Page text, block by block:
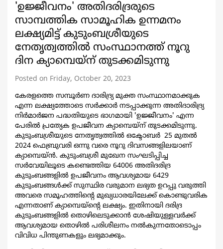
'ഉജ്ജീവനം' അതിദരിദ്രരുടെ
സാമ്പത്തിക സാമൂഹിക ഉന്നമനം
ലക്ഷ്യമിട്ട് കുടുംബശ്രീയുടെ
നേതൃത്വത്തില്‍ സംസ്ഥാനത്ത് നൂറു
ദിന ക്യാമ്പെയ്ന് തുടക്കമിടുന്നു
Posted on Friday, October 20, 2023
കേരളത്തെ സമ്പൂര്‍ണ ദാരിദ്ര്യ മുക്ത സംസ്ഥാനമാക്കുക
എന്ന ലക്ഷ്യത്തോടെ സര്‍ക്കാര്‍ നടപ്പാക്കുന്ന അതിദാരിദ്ര്യ
നിര്‍മാര്‍ജന പദ്ധതിയുടെ ഭാഗമായി 'ഉജ്ജീവനം' എന്ന
പേരില്‍ പ്രത്യേക ഉപജീവന ക്യാമ്പെയ്ന് തുടക്കമിടുന്നു.
കുടുംബശ്രീയുടെ നേതൃത്വത്തില്‍ ഒക്ടോബര്‍ 25 മുതല്‍
2024 ഫെബ്രുവരി ഒന്നു വരെ നൂറു ദിവസങ്ങളിലയാണ്
ക്യാമ്പെയ്ന്‍. കുടുംബശ്രീ മുഖേന സംഘടിപ്പിച്ച
സര്‍വേയിലൂടെ കണ്ടെത്തിയ 64006 അതിദരിദ്ര
കുടുംബങ്ങളില്‍ ഉപജീവനം ആവശ്യമായ 6429
കുടുംബങ്ങള്‍ക്ക് സുസ്ഥിര വരുമാന ലഭ്യത ഉറപ്പു വരുത്തി
അവരെ സമൂഹത്തിന്‍റെ മുഖ്യധാരയിലേക്ക് കൊണ്ടുവരിക
എന്നതാണ് ക്യാമ്പെയ്ന്‍റെ ലക്ഷ്യം. ഇതിനായി ദരിദ്ര
കുടുംബങ്ങളില്‍ തൊഴിലെടുക്കാന്‍ ശേഷിയുള്ളവര്‍ക്ക്
ആവശ്യമായ തൊഴില്‍ പരിശീലനം നല്‍കുന്നതോടൊപ്പം
വിവിധ പിന്തുണകളും ലഭ്യമാക്കും.